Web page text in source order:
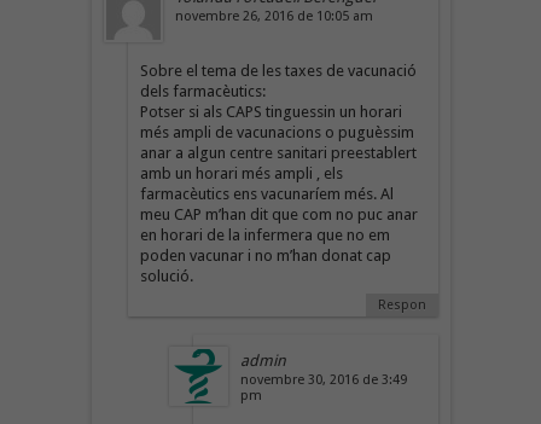
novembre 26, 2016 de 10:05 am
Sobre el tema de les taxes de vacunació
dels farmacèutics:
Potser si als CAPS tinguessin un horari
més ampli de vacunacions o puguèssim
anar a algun centre sanitari preestablert
amb un horari més ampli , els
farmacèutics ens vacunaríem més. Al
meu CAP m’han dit que com no puc anar
en horari de la infermera que no em
poden vacunar i no m’han donat cap
solució.
Respon
admin
novembre 30, 2016 de 3:49
pm